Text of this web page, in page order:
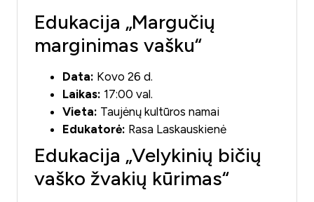
Edukacija „Margučių
marginimas vašku“
Data: Kovo 26 d.
Laikas: 17:00 val.
Vieta: Taujėnų kultūros namai
Edukatorė: Rasa Laskauskienė
Edukacija „Velykinių bičių
vaško žvakių kūrimas“